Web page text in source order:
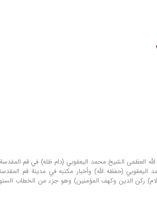
(حفظه الله) وأخبار مكتبه في مدينة قم
ركن الدين وكهف المؤمنين) وهو جزء من الخطاب